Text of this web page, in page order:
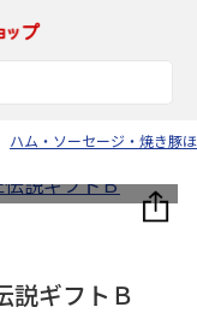
ハム・ソーセージ・焼き豚
説ギフトＢ